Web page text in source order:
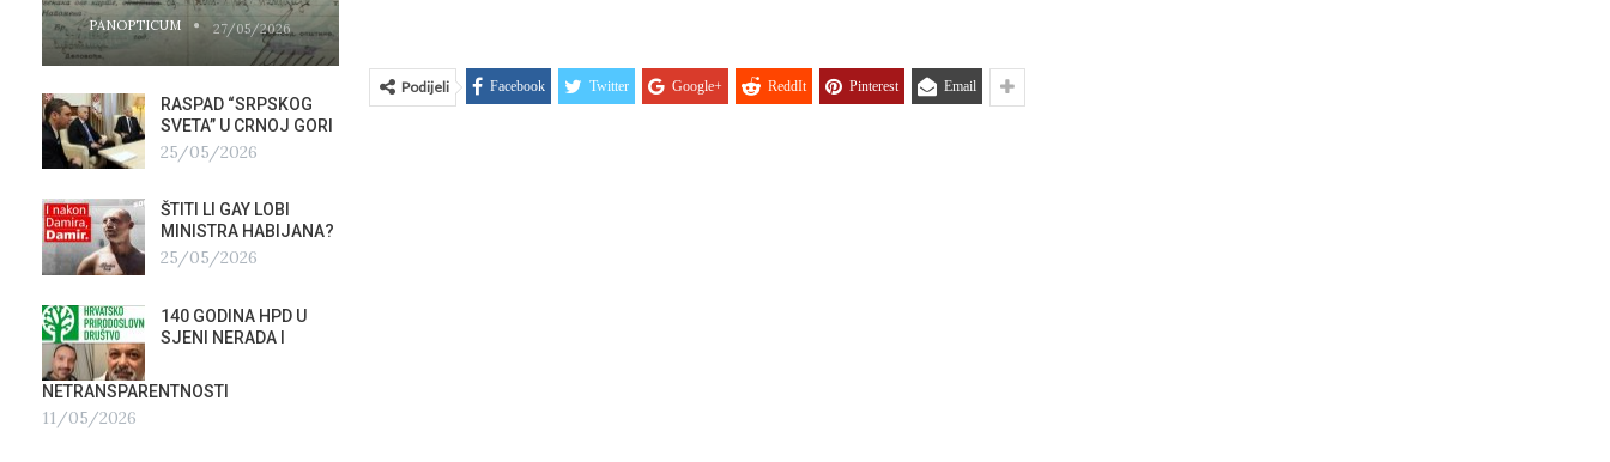
Podijeli Facebook Twitter Google+ ReddIt Pinterest Email
PANOPTICUM 27/05/2026
RASPAD “SRPSKOG
SVETA” U CRNOJ GORI
25/05/2026
ŠTITI LI GAY LOBI
MINISTRA HABIJANA?
25/05/2026
140 GODINA HPD U
SJENI NERADA I
NETRANSPARENTNOSTI
11/05/2026
GALERIJA FORUM ILI
AKADEMSKE VEZE: